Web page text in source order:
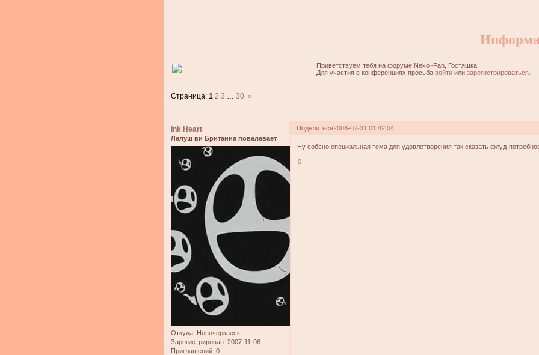
Приветствуем тебя на форуме Neko~Fan, Гостяшка!
Для участия в конференциях просьба войти или зарегистрироваться
Страница:1 2 3 … 30 »
Поделиться2008-07-31 01:42:04
Ink Heart
Лелуш ви Британиа повелевает
Откуда: Новочеркасск
Зарегистрирован: 2007-11-06
Приглашений: 0
Ну собсно специальная тема для удовлетворения так сказать флуд-
0